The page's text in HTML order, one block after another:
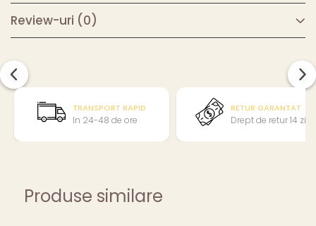
Review-uri (0)
TRANSPORT RAPID
In 24-48 de ore
RETUR GARANTAT
Drept de retur 14 zile
Produse similare